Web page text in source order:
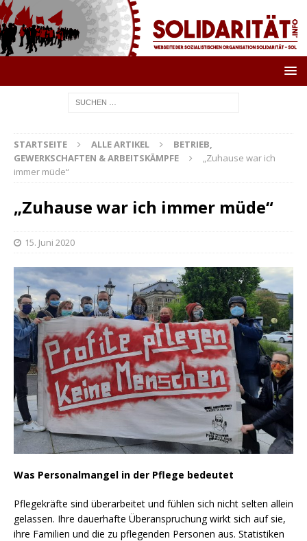
STARTSEITE ALLE ARTIKEL
BETRIEB,
GEWERKSCHAFTEN & ARBEITSKÄMPFE
„Zuhause war ich
immer müde“
„Zuhause war ich immer müde“
15. Juni 2020
Was Personalmangel in der Pflege bedeutet
Pflegekräfte sind überarbeitet und fühlen sich nicht selten allein
gelassen. Ihre dauerhafte Überanspruchung wirkt sich auf sie,
ihre Familien und die zu pflegenden Personen aus. Statistiken